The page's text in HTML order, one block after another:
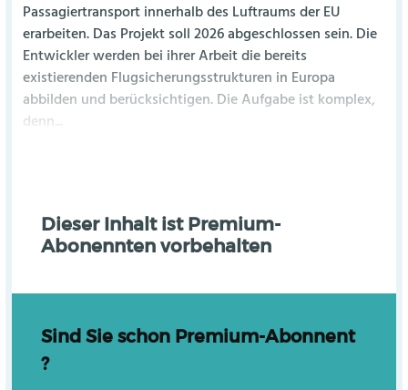
Passagiertransport innerhalb des Luftraums der EU
erarbeiten. Das Projekt soll 2026 abgeschlossen sein. Die
Entwickler werden bei ihrer Arbeit die bereits
existierenden Flugsicherungsstrukturen in Europa
abbilden und berücksichtigen. Die Aufgabe ist komplex,
denn...
Dieser Inhalt ist Premium-
Abonennten vorbehalten
Sind Sie schon Premium-Abonnent
?